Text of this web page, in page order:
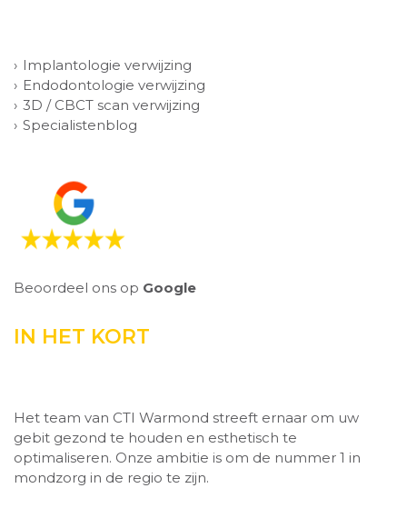
Implantologie verwijzing
Endodontologie verwijzing
3D / CBCT scan verwijzing
Specialistenblog
Beoordeel ons op Google
IN HET KORT
Het team van CTI Warmond streeft ernaar om uw
gebit gezond te houden en esthetisch te
optimaliseren. Onze ambitie is om de nummer 1 in
mondzorg in de regio te zijn.